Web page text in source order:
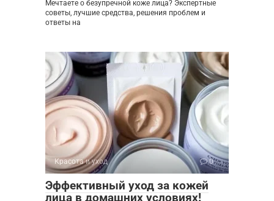
Мечтаете о безупречной коже лица? Экспертные
советы, лучшие средства, решения проблем и
ответы на
Красота и уход 0
Эффективный уход за кожей
лица в домашних условиях!